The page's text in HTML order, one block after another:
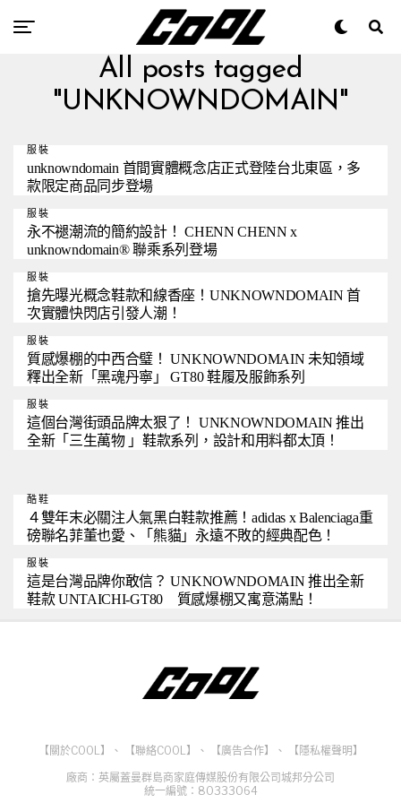
All posts tagged
"UNKNOWNDOMAIN"
服裝
unknowndomain 首間實體概念店正式登陸台北東區，多
款限定商品同步登場
服裝
永不褪潮流的簡約設計！ CHENN CHENN x
unknowndomain® 聯乘系列登場
服裝
搶先曝光概念鞋款和線香座！UNKNOWNDOMAIN 首
次實體快閃店引發人潮！
服裝
質感爆棚的中西合璧！ UNKNOWNDOMAIN 未知領域
釋出全新「黑魂丹寧」 GT80 鞋履及服飾系列
服裝
這個台灣街頭品牌太狠了！ UNKNOWNDOMAIN 推出
全新「三生萬物 」鞋款系列，設計和用料都太頂！
酷鞋
４雙年末必關注人氣黑白鞋款推薦！adidas x Balenciaga重
磅聯名菲董也愛、「熊貓」永遠不敗的經典配色！
服裝
這是台灣品牌你敢信？ UNKNOWNDOMAIN 推出全新
鞋款 UNTAICHI-GT80 質感爆棚又寓意滿點！
【關於COOL】 、 【聯絡COOL】 、 【廣告合作】 、
【隱私權聲明】
廠商：英屬蓋曼群島商家庭傳媒股份有限公司城邦分公司
統一編號：80333064